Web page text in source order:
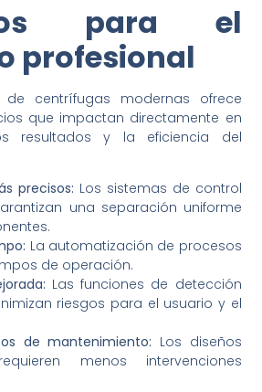
para el
profesional
centrífugas modernas ofrece
que impactan directamente en
resultados y la eficiencia del
precisos: Los sistemas de control
una separación uniforme
La automatización de procesos
de operación.
Las funciones de detección
riesgos para el usuario y el
de mantenimiento: Los diseños
menos intervenciones